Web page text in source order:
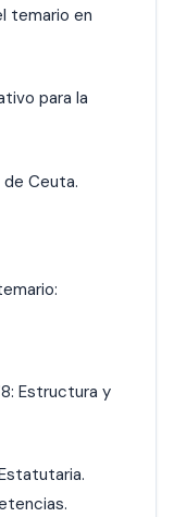
temario en
para la
Ceuta.
Estructura y